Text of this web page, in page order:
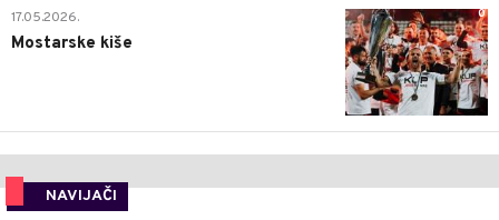
0
17.05.2026.
Mostarske kiše
NAVIJAČI